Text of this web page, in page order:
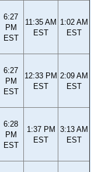
6:27
PM
EST
11:35 AM
EST
1:02 AM
EST
6:27
PM
EST
12:33 PM
EST
2:09 AM
EST
6:28
PM
EST
1:37 PM
EST
3:13 AM
EST